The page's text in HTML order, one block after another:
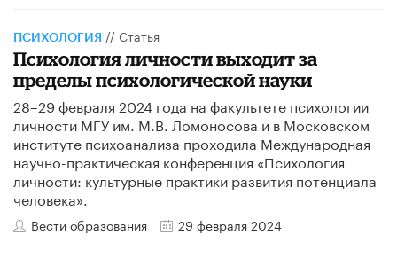
ПСИХОЛОГИЯ // Статья
Психология личности выходит за
пределы психологической науки
28–29 февраля 2024 года на факультете психологии
личности МГУ им. М.В. Ломоносова и в Московском
институте психоанализа проходила Международная
научно-практическая конференция «Психология
личности: культурные практики развития потенциала
человека».
Вести образования 29 февраля 2024